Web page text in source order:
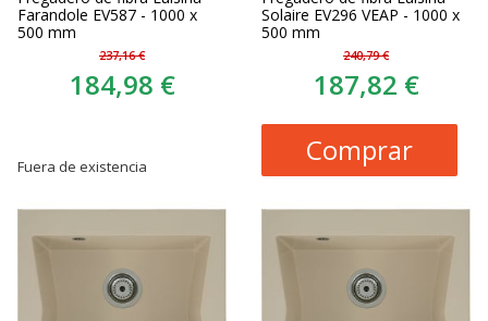
Farandole EV587 - 1000 x
500 mm
237,16 €
184,98 €
Fuera de existencia
Solaire EV296 VEAP - 1000 x
500 mm
240,79 €
187,82 €
Comprar